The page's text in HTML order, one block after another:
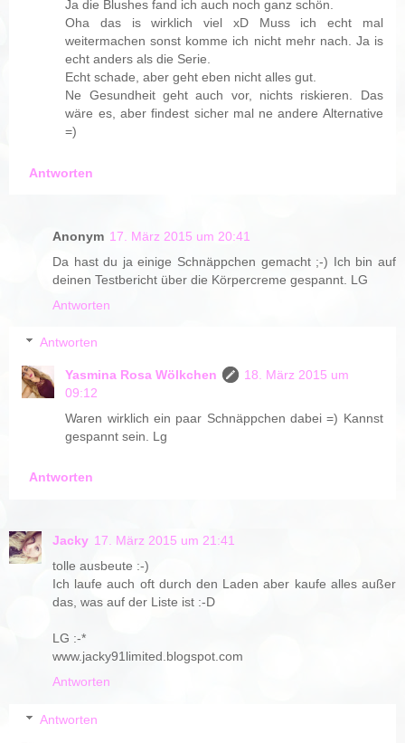
Ja die Blushes fand ich auch noch ganz schön.
Oha das is wirklich viel xD Muss ich echt mal
weitermachen sonst komme ich nicht mehr nach. Ja is
echt anders als die Serie.
Echt schade, aber geht eben nicht alles gut.
Ne Gesundheit geht auch vor, nichts riskieren. Das
wäre es, aber findest sicher mal ne andere Alternative
=)
Antworten
Anonym 17. März 2015 um 20:41
Da hast du ja einige Schnäppchen gemacht ;-) Ich bin auf
deinen Testbericht über die Körpercreme gespannt. LG
Antworten
Antworten
Yasmina Rosa Wölkchen
18. März 2015 um
09:12
Waren wirklich ein paar Schnäppchen dabei =) Kannst
gespannt sein. Lg
Antworten
Jacky 17. März 2015 um 21:41
tolle ausbeute :-)
Ich laufe auch oft durch den Laden aber kaufe alles außer
das, was auf der Liste ist :-D
LG :-*
www.jacky91limited.blogspot.com
Antworten
Antworten